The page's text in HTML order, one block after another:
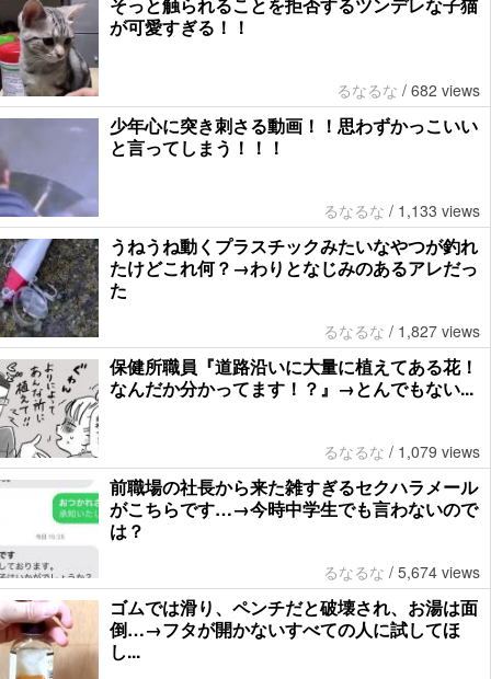
が可愛すぎる！！
るなるな / 682 views
少年心に突き刺さる動画！！思わずかっこいい
と言ってしまう！！！
るなるな / 1,133 views
うねうね動くプラスチックみたいなやつが釣れ
たけどこれ何？→わりとなじみのあるアレだっ
た
るなるな / 1,827 views
保健所職員『道路沿いに大量に植えてある花！
なんだか分かってます！？』→とんでもない...
るなるな / 1,079 views
前職場の社長から来た雑すぎるセクハラメール
がこちらです…→今時中学生でも言わないので
は？
るなるな / 5,674 views
ゴムでは滑り、ペンチだと破壊され、お湯は面
倒…→フタが開かないすべての人に試してほ
し...